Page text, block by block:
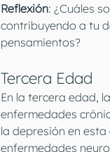
Reflexión: ¿Cuáles
contribuyendo a tu
pensamientos?
Tercera Edad
En la tercera edad,
enfermedades
la depresión en
enfermedades